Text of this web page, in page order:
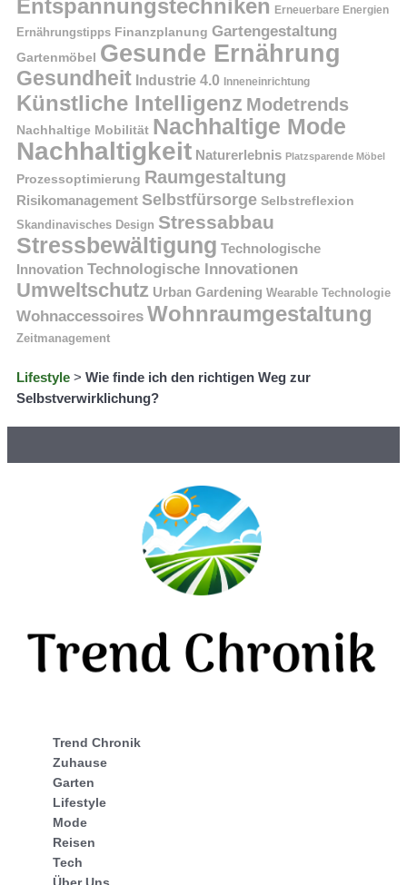
Entspannungstechniken Erneuerbare Energien
Ernährungstipps Finanzplanung Gartengestaltung
Gartenmöbel Gesunde Ernährung
Gesundheit Industrie 4.0 Inneneinrichtung
Künstliche Intelligenz Modetrends
Nachhaltige Mobilität Nachhaltige Mode
Nachhaltigkeit Naturerlebnis Platzsparende Möbel
Prozessoptimierung Raumgestaltung
Risikomanagement Selbstfürsorge Selbstreflexion
Skandinavisches Design Stressabbau
Stressbewältigung Technologische
Innovation Technologische Innovationen
Umweltschutz Urban Gardening Wearable Technologie
Wohnaccessoires Wohnraumgestaltung
Zeitmanagement
Lifestyle > Wie finde ich den richtigen Weg zur
Selbstverwirklichung?
Trend Chronik
Zuhause
Garten
Lifestyle
Mode
Reisen
Tech
Über Uns